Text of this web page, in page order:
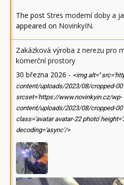
The post Stres moderní doby a
appeared on NovinkyIN.
Zakázková výroba z nerezu pro
komerční prostory
30 března 2026 - <img alt=''
content/uploads/2023/08/cropped-
srcset='https://www.novinkyin.cz/wp-
content/uploads/2023/08/cropped-
class='avatar avatar-22 photo'
decoding='async'/>